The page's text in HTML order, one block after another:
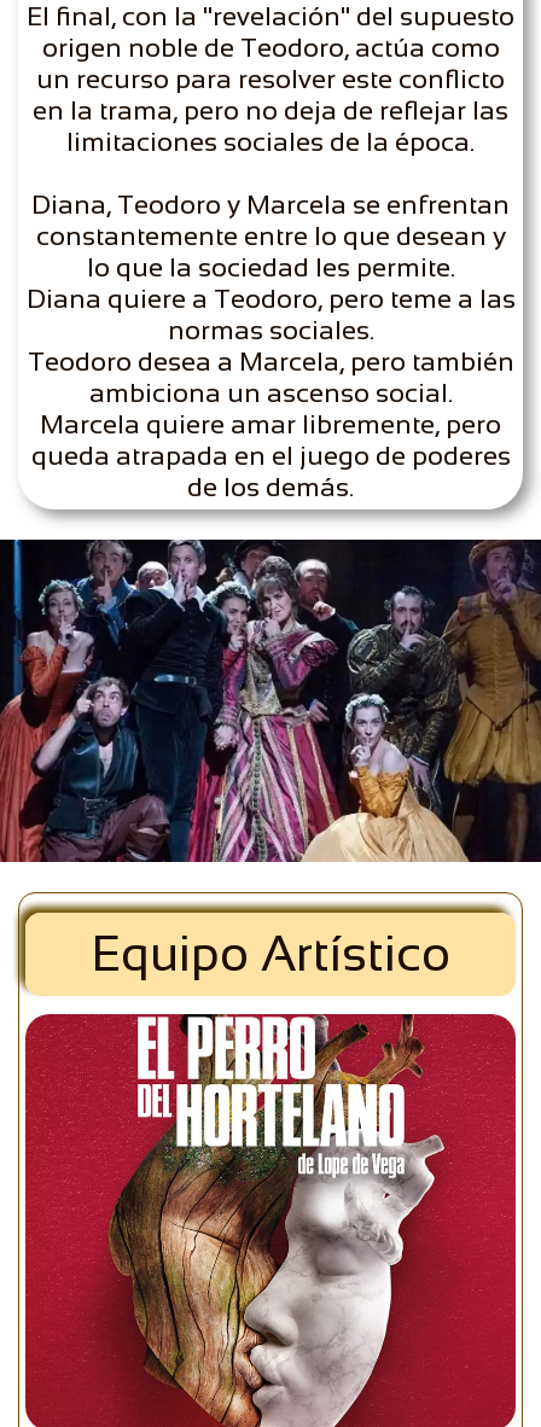
El final, con la "revelación" del supuesto
origen noble de Teodoro, actúa como
un recurso para resolver este conflicto
en la trama, pero no deja de reflejar las
limitaciones sociales de la época.
Diana, Teodoro y Marcela se enfrentan
constantemente entre lo que desean y
lo que la sociedad les permite.
Diana quiere a Teodoro, pero teme a las
normas sociales.
Teodoro desea a Marcela, pero también
ambiciona un ascenso social.
Marcela quiere amar libremente, pero
queda atrapada en el juego de poderes
de los demás.
Equipo Artístico